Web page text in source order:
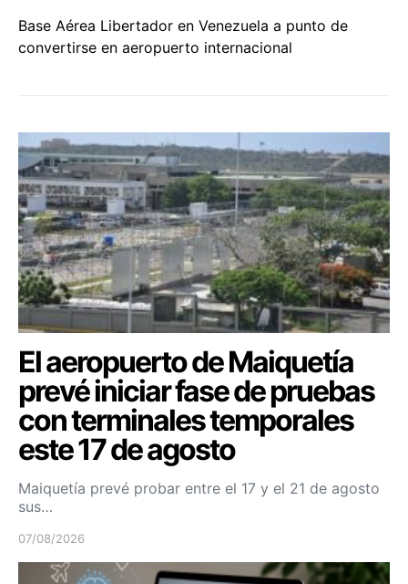
Base Aérea Libertador en Venezuela a punto de
convertirse en aeropuerto internacional
El aeropuerto de Maiquetía
prevé iniciar fase de pruebas
con terminales temporales
este 17 de agosto
Maiquetía prevé probar entre el 17 y el 21 de agosto
sus…
07/08/2026